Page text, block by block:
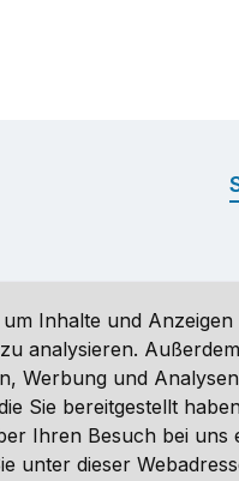
, wenn nicht
© 2026 Sporthund
Inhalte und
analysieren.
Werbung und
Sie bereitgestellt
Ihren Besuch bei
unter dieser